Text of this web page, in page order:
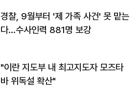
경찰, 9월부터 '제 가족 사건' 못 맡는
다…수사인력 881명 보강
"이란 지도부 내 최고지도자 모즈타
바 위독설 확산"